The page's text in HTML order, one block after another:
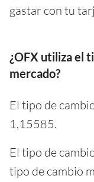
gastar con tu
¿OFX utiliza el
mercado?
El tipo de
1,15585.
El tipo de
tipo de cambio